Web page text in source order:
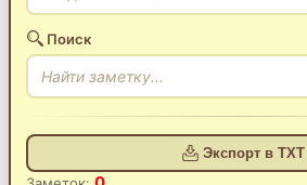
Поиск
Экспорт в TXT